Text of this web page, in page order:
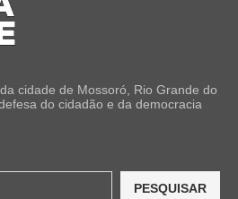
cidade de Mossoró, Rio Grande do
do cidadão e da democracia
PESQUISAR